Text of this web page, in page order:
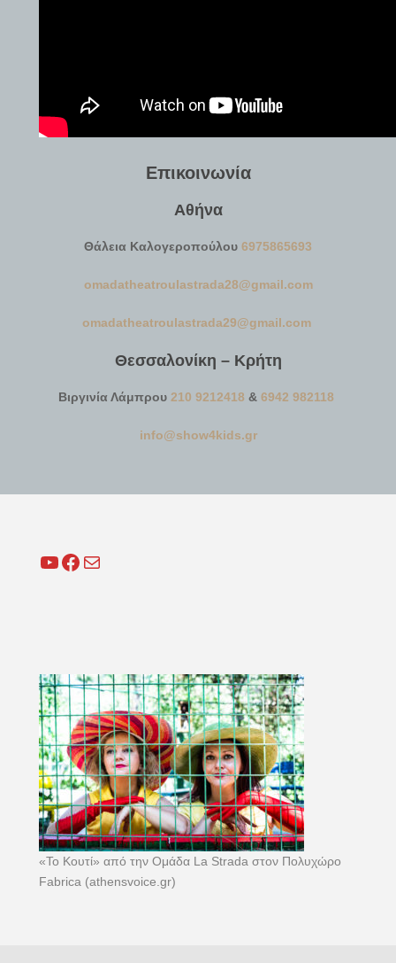
Επικοινωνία
Αθήνα
Θάλεια Καλογεροπούλου 6975865693
omadatheatroulastrada28@gmail.com
omadatheatroulastrada29@gmail.com
Θεσσαλονίκη – Κρήτη
Βιργινία Λάμπρου 210 9212418 & 6942 982118
info@show4kids.gr
YouTube
Facebook
Mail
«Το Κουτί» από την Ομάδα La Strada στον Πολυχώρο
Fabrica (athensvoice.gr)